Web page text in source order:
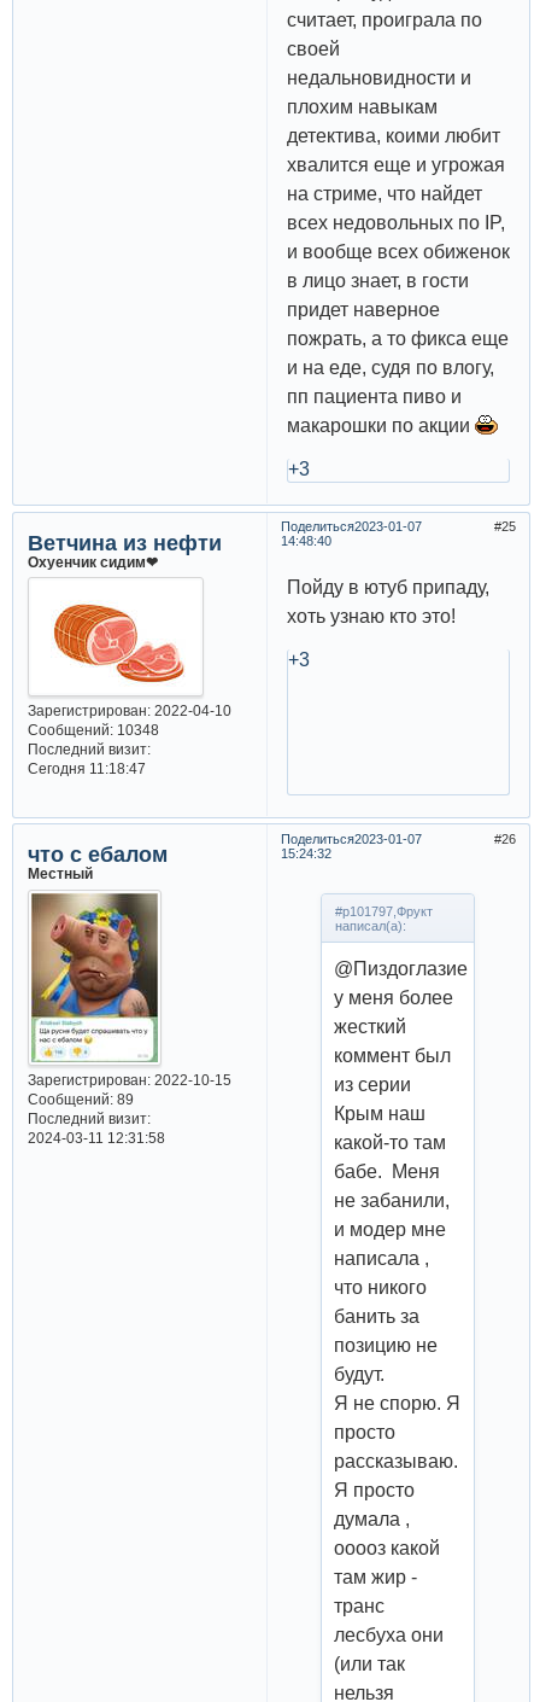
считает, проиграла по
своей
недальновидности и
плохим навыкам
детектива, коими любит
хвалится еще и угрожая
на стриме, что найдет
всех недовольных по IP,
и вообще всех обиженок
в лицо знает, в гости
придет наверное
пожрать, а то фикса еще
и на еде, судя по влогу,
пп пациента пиво и
макарошки по акции
+3
Поделиться 25
2023-01-07
14:48:40
Ветчина из нефти
Охуенчик сидим❤
Зарегистрирован: 2022-04-10
Сообщений:10348
Последний визит:
Сегодня 11:18:47
Пойду в ютуб припаду,
хоть узнаю кто это!
+3
Поделиться 26
2023-01-07
15:24:32
что с ебалом
Местный
Зарегистрирован: 2022-10-15
Сообщений:89
Последний визит:
2024-03-11 12:31:58
#p101797,Фрукт
написал(а):
@Пиздоглазие
у меня более
жесткий
коммент был
из серии
Крым наш
какой-то там
бабе. Меня
не забанили,
и модер мне
написала ,
что никого
банить за
позицию не
будут.
Я не спорю. Я
просто
рассказываю.
Я просто
думала ,
ооооз какой
там жир -
транс
лесбуха они
(или так
нельзя